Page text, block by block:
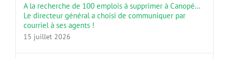
A la recherche de 100 emplois à supprimer à Canopé…
Le directeur général a choisi de communiquer par
courriel à ses agents !
15 juillet 2026